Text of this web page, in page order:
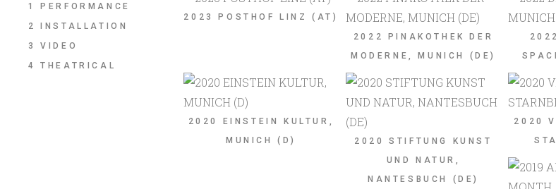
1 PERFORMANCE
2 INSTALLATION
3 VIDEO
4 THEATRICAL
2023 POSTHOF LINZ (AT)
2022 PINAKOTHEK DER
MODERNE, MUNICH (DE)
2020 EINSTEIN KULTUR,
MUNICH (D)
2020 STIFTUNG KUNST
UND NATUR,
NANTESBUCH (DE)
2020